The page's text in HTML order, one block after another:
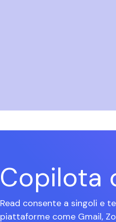
Copilota
Read consente a singoli e
piattaforme come Gmail,